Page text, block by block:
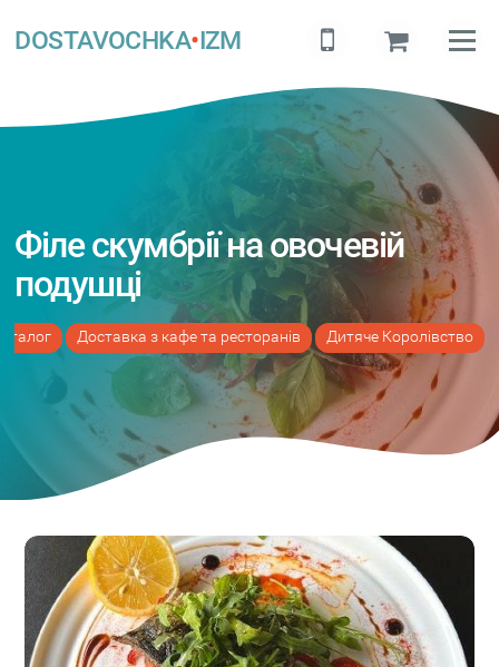
DOSTAVOCHKA•IZM
Філе скумбрії на овочевій
подушці
Доставка з кафе та ресторанів Дитяче Королівство